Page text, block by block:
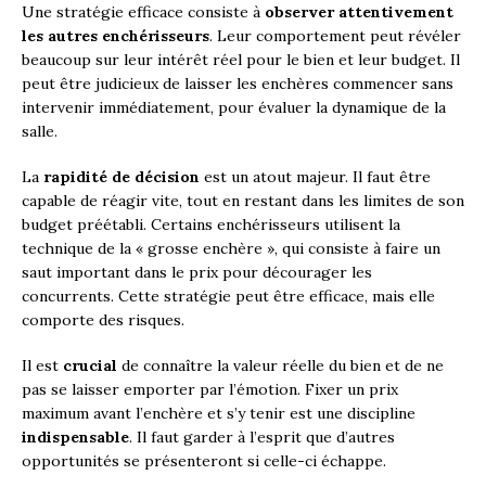
Une stratégie efficace consiste à observer attentivement
les autres enchérisseurs. Leur comportement peut révéler
beaucoup sur leur intérêt réel pour le bien et leur budget. Il
peut être judicieux de laisser les enchères commencer sans
intervenir immédiatement, pour évaluer la dynamique de la
salle.
La rapidité de décision est un atout majeur. Il faut être
capable de réagir vite, tout en restant dans les limites de son
budget préétabli. Certains enchérisseurs utilisent la
technique de la « grosse enchère », qui consiste à faire un
saut important dans le prix pour décourager les
concurrents. Cette stratégie peut être efficace, mais elle
comporte des risques.
Il est crucial de connaître la valeur réelle du bien et de ne
pas se laisser emporter par l’émotion. Fixer un prix
maximum avant l’enchère et s’y tenir est une discipline
indispensable. Il faut garder à l’esprit que d’autres
opportunités se présenteront si celle-ci échappe.